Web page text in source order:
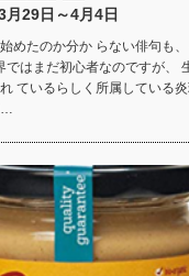
29日～4月4日
めたのか分か らない俳句も
ではまだ初心者なのですが、
ているらしく所属している